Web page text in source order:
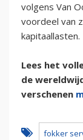
volgens Van
voordeel van
kapitaallasten.
Lees het
de
verschenen
fokker